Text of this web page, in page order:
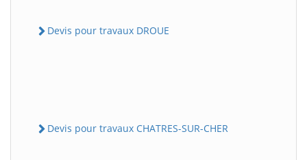
Devis pour travaux DROUE
Devis pour travaux CHATRES-SUR-CHER